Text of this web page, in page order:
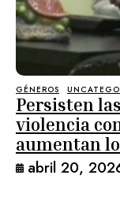
GÉNEROS
Persisten
violencia
aumentan
abril 20,